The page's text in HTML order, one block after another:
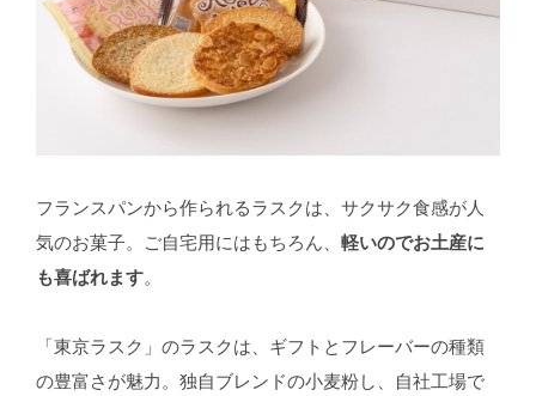
フランスパンから作られるラスクは、サクサク食感が人
気のお菓子。ご自宅用にはもちろん、 軽いのでお土産に
も喜ばれます。
「東京ラスク」のラスクは、ギフトとフレーバーの種類
の豊富さが魅力。独自ブレンドの小麦粉し、自社工場で